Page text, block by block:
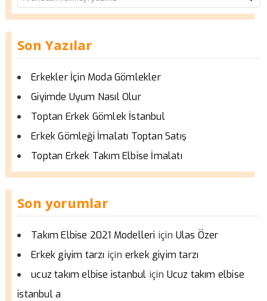
Son Yazılar
Erkekler İçin Moda Gömlekler
Giyimde Uyum Nasıl Olur
Toptan Erkek Gömlek İstanbul
Erkek Gömleği İmalatı Toptan Satış
Toptan Erkek Takım Elbise İmalatı
Son yorumlar
Takım Elbise 2021 Modelleri için Ulas Özer
Erkek giyim tarzı için erkek giyim tarzı
ucuz takım elbise istanbul için Ucuz takım elbise
istanbul a